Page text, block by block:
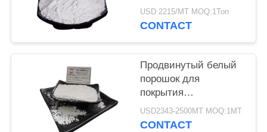
25-8 ранга
алюминиевый
USD 2215/MT MOQ:1Ton
CONTACT
Продвинутый белый
порошок для
покрытия
алюминиевого
триполифосфата CAS
USD2343-2500MT MOQ:1MT
CONTACT